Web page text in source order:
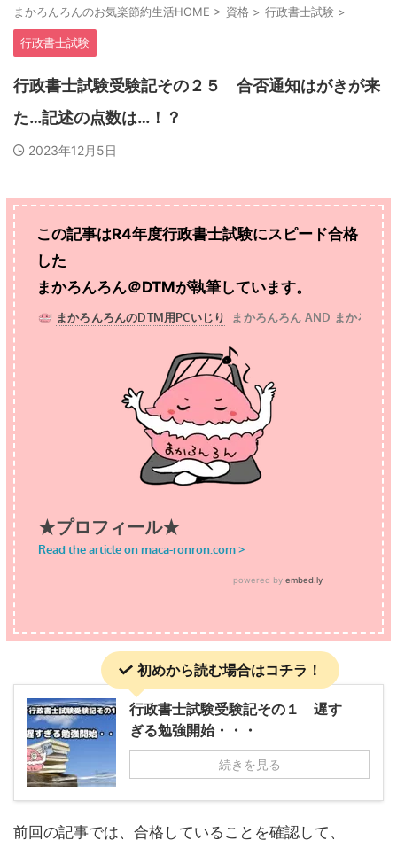
まかろんろんのお気楽節約生活HOME > 資格 > 行政書士試験 >
行政書士試験
行政書士試験受験記その２５ 合否通知はがきが来
た…記述の点数は…！？
2023年12月5日
この記事はR4年度行政書士試験にスピード合格
した
まかろんろん＠DTMが執筆しています。
初めから読む場合はコチラ！
行政書士試験受験記その１ 遅す
ぎる勉強開始・・・
続きを見る
前回の記事では、合格していることを確認して、